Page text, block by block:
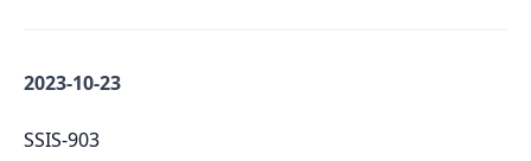
2023-10-23
SSIS-903